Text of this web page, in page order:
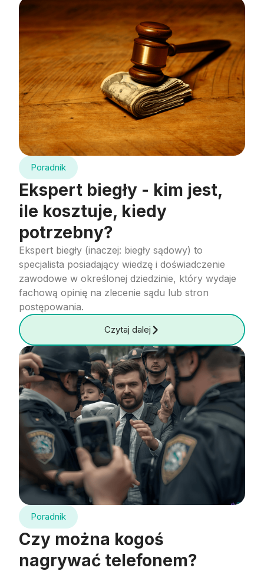
Poradnik
Ekspert biegły - kim jest,
ile kosztuje, kiedy
potrzebny?
Ekspert biegły (inaczej: biegły sądowy) to
specjalista posiadający wiedzę i doświadczenie
zawodowe w określonej dziedzinie, który wydaje
fachową opinię na zlecenie sądu lub stron
postępowania.
Czytaj dalej
Poradnik
Czy można kogoś
nagrywać telefonem?